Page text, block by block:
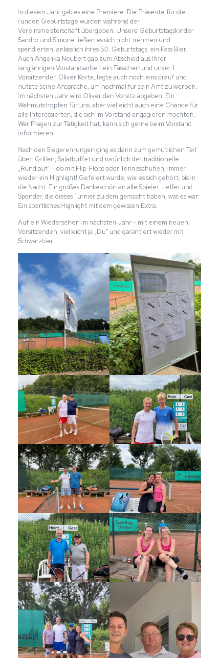
In diesem Jahr gab es eine Premiere: Die Präsente für die
runden Geburtstage wurden während der
Vereinsmeisterschaft übergeben. Unsere Geburtstagskinder
Sandro und Simone ließen es sich nicht nehmen und
spendierten, anlässlich ihres 50. Geburtstags, ein Fass Bier.
Auch Angelika Neubert gab zum Abschied aus Ihrer
langjährigen Vorstandsarbeit ein Fässchen und unser 1.
Vorsitzender, Oliver Korte, legte auch noch eins drauf und
nutzte seine Ansprache, um nochmal für sein Amt zu werben.
Im nächsten Jahr wird Oliver den Vorsitz abgeben. Ein
Wehmutstropfen für uns, aber vielleicht auch eine Chance für
alle Interessierten, die sich im Vorstand engagieren möchten.
Wer Fragen zur Tätigkeit hat, kann sich gerne beim Vorstand
informieren.
Nach den Siegerehrungen ging es dann zum gemütlichen Teil
über: Grillen, Salatbuffet und natürlich der traditionelle
„Rundlauf“ – ob mit Flip-Flops oder Tennisschuhen, immer
wieder ein Highlight! Gefeiert wurde, wie es sich gehört, bis in
die Nacht. Ein großes Dankeschön an alle Spieler, Helfer und
Spender, die dieses Turnier zu dem gemacht haben, was es war:
Ein sportliches Highlight mit dem gewissen Extra.
Auf ein Wiedersehen im nächsten Jahr – mit einem neuen
Vorsitzenden, vielleicht ja „Du“ und garantiert wieder mit
Schwarzbier!